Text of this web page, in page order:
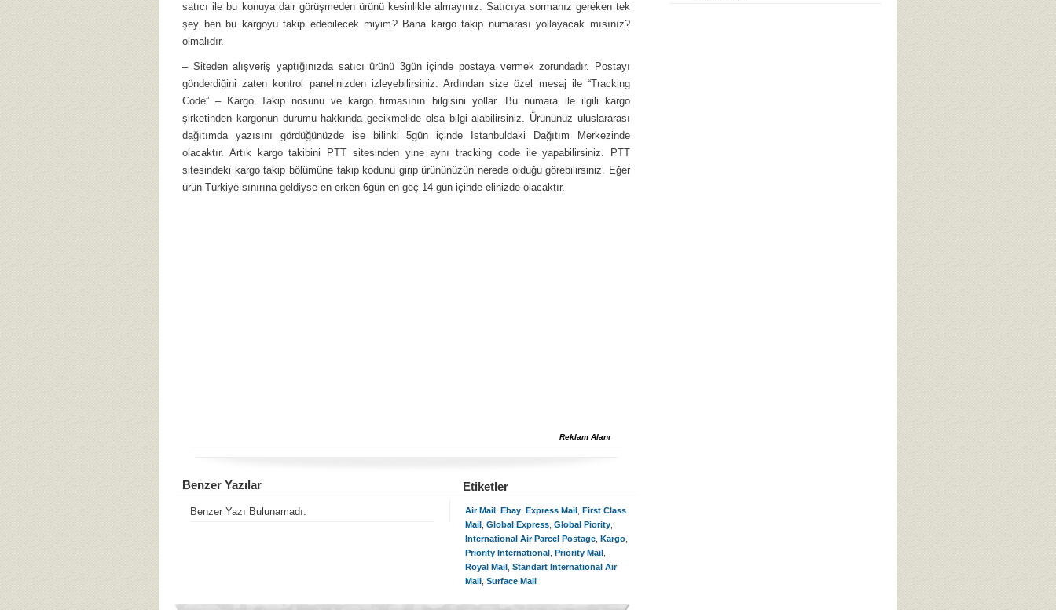
satıcı ile bu konuya dair görüşmeden ürünü kesinlikle almayınız. Satıcıya sormanız gereken tek
şey ben bu kargoyu takip edebilecek miyim? Bana kargo takip numarası yollayacak mısınız?
olmalıdır.
– Siteden alışveriş yaptığınızda satıcı ürünü 3gün içinde postaya vermek zorundadır. Postayı
gönderdiğini zaten kontrol panelinizden izleyebilirsiniz. Ardından size özel mesaj ile “Tracking
Code” – Kargo Takip nosunu ve kargo firmasının bilgisini yollar. Bu numara ile ilgili kargo
şirketinden kargonun durumu hakkında gecikmelide olsa bilgi alabilirsiniz. Ürününüz uluslararası
dağıtımda yazısını gördüğünüzde ise bilinki 5gün içinde İstanbuldaki Dağıtım Merkezinde
olacaktır. Artık kargo takibini PTT sitesinden yine aynı tracking code ile yapabilirsiniz. PTT
sitesindeki kargo takip bölümüne takip kodunu girip ürününüzün nerede olduğu görebilirsiniz. Eğer
ürün Türkiye sınırına geldiyse en erken 6gün en geç 14 gün içinde elinizde olacaktır.
Reklam Alanı
Benzer Yazılar Etiketler
Benzer Yazı Bulunamadı. Air Mail Ebay Express Mail First Class
Mail Global Express Global Piority
International Air Parcel Postage Kargo
Priority International Priority Mail
Royal Mail Standart International Air
Mail Surface Mail